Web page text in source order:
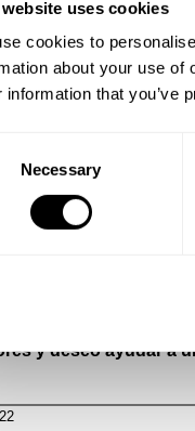
uses cookies
cookies to
about your use of
information that you’ve
Necessary
los estantes?
por puertas de
20
de mi cabinet por
y deseo ayudar a
22